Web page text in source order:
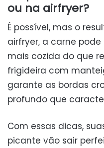
ou na airfryer?
É possível, mas o
airfryer, a carne pode
mais cozida do que
frigideira com
garante as bordas
profundo que
Com essas dicas,
picante vão sair